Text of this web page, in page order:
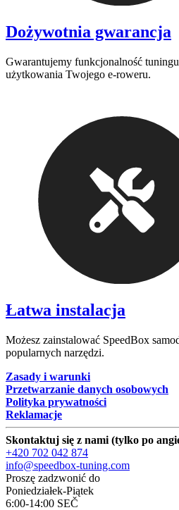
Dożywotnia gwarancja
Gwarantujemy funkcjonalność tuningu
użytkowania Twojego e-roweru.
Łatwa instalacja
Możesz zainstalować SpeedBox
popularnych narzędzi.
Zasady i warunki
Przetwarzanie danych osobowych
Polityka prywatności
Reklamacje
Skontaktuj się z nami (tylko po
+420 702 042 874
info@speedbox-tuning.com
Proszę zadzwonić do
Poniedziałek-Piątek
6:00-14:00 SEČ